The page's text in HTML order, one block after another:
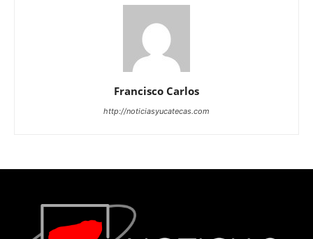
Francisco Carlos
http://noticiasyucatecas.com